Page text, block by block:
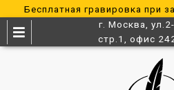
Бесплатная гравировка при
г. Москва,
стр.1, офис